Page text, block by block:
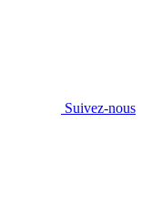
Suivez-nous